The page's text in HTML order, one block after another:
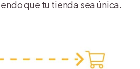
que tu tienda sea única.